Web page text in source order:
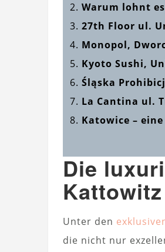
Warum lohnt
27th Floor ul.
Monopol,
Kyoto Sushi,
Śląska
La Cantina ul.
Katowice –
Die
Kattowitz
Unter den
die nicht nur